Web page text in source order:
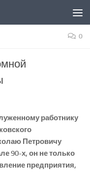
0
работнику
Петровичу
90-х, он не только
предприятия,